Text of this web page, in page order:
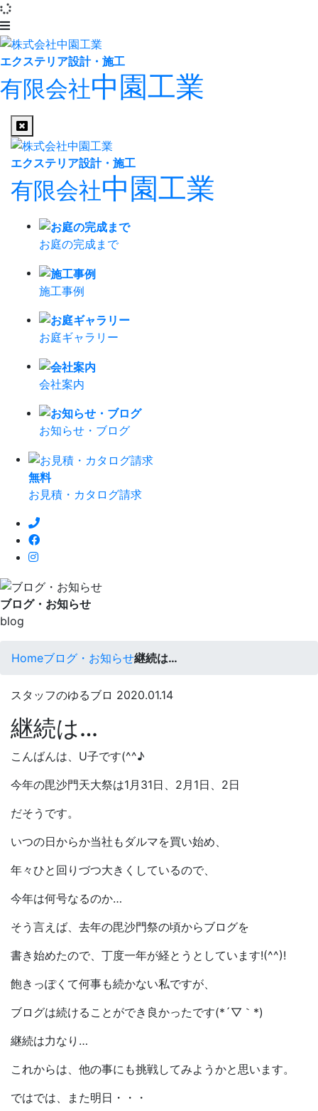
エクステリア設計・施工
有限会社中園工業
エクステリア設計・施工
有限会社中園工業
お庭の完成まで
施工事例
お庭ギャラリー
会社案内
お知らせ・ブログ
無料
お見積・カタログ請求
ブログ・お知らせ
blog
Homeブログ・お知らせ継続は…
スタッフのゆるブロ 2020.01.14
継続は…
こんばんは、U子です(^^♪
今年の毘沙門天大祭は1月31日、2月1日、2日
だそうです。
いつの日からか当社もダルマを買い始め、
年々ひと回りづつ大きくしているので、
今年は何号なるのか…
そう言えば、去年の毘沙門祭の頃からブログを
書き始めたので、丁度一年が経とうとしています!(^^)!
飽きっぽくて何事も続かない私ですが、
ブログは続けることができ良かったです(*´▽｀*)
継続は力なり…
これからは、他の事にも挑戦してみようかと思います。
ではでは、また明日・・・